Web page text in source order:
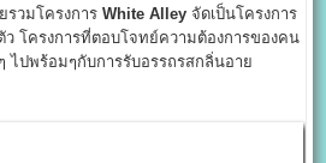
รวมโครงการWhite Alley จัดเป็นโครงการ
โครงการที่ตอบโจทย์ความต้องการของคน
ไปพร้อมๆกับการรับอรรถรสกลิ่นอาย